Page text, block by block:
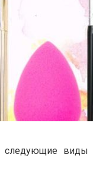
следующие виды